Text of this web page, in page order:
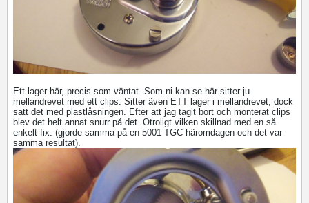
Ett lager här, precis som väntat. Som ni kan se här sitter ju
mellandrevet med ett clips. Sitter även ETT lager i mellandrevet, dock
satt det med plastlåsningen. Efter att jag tagit bort och monterat clips
blev det helt annat snurr på det. Otroligt vilken skillnad med en så
enkelt fix. (gjorde samma på en 5001 TGC häromdagen och det var
samma resultat).